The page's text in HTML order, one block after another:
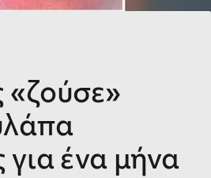
ένα μήνα